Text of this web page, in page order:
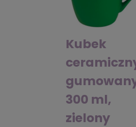
Kubek
300 ml,
zielony